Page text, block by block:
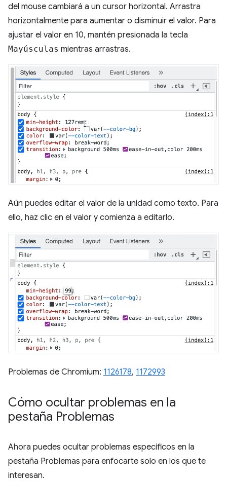
del mouse cambiará a un cursor horizontal. Arrastra
horizontalmente para aumentar o disminuir el valor. Para
ajustar el valor en 10, mantén presionada la tecla
Mayúsculas mientras arrastras.
Aún puedes editar el valor de la unidad como texto. Para
ello, haz clic en el valor y comienza a editarlo.
Problemas de Chromium: 1126178, 1172993
Cómo ocultar problemas en la
pestaña Problemas
Ahora puedes ocultar problemas específicos en la
pestaña Problemas para enfocarte solo en los que te
interesan.